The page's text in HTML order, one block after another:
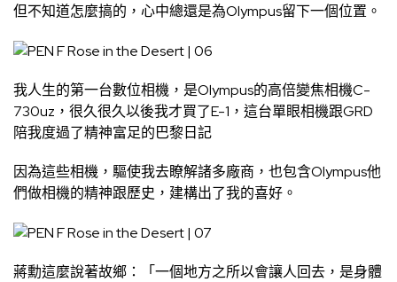
但不知道怎麼搞的，心中總還是為Olympus留下一個位置。
我人生的第一台數位相機，是Olympus的高倍變焦相機C-
730uz，很久很久以後我才買了E-1，這台單眼相機跟GRD
陪我度過了精神富足的巴黎日記
因為這些相機，驅使我去瞭解諸多廠商，也包含Olympus他
們做相機的精神跟歷史，建構出了我的喜好。
蔣勳這麼說著故鄉：「一個地方之所以會讓人回去，是身體